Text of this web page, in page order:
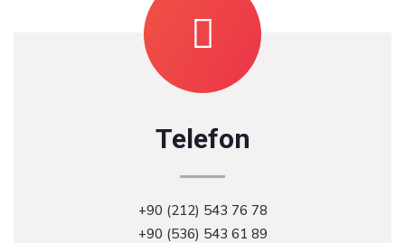
Telefon
+90 (212) 543 76 78‬
‪+90 (536) 543 61 89‬